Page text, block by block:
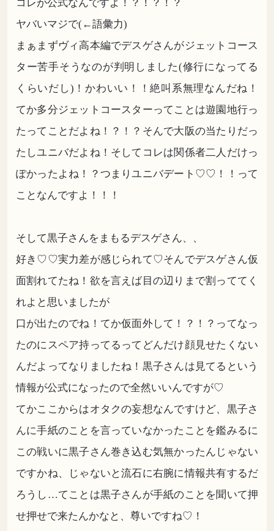
コレが公式なんですよ！？！？！？
ヤバいマジで(←語彙力)
まぁまずヴィ高本編でデスゲさんがジェットコース
ター苦手そうなのが判明しました(修行になってる
くらいだし)！かわいい！！絶叫系無理なんだね！
てか多分ジェットコースターってことは遊園地行っ
たってことだよね！？！？そんで大阪の当たりだっ
たしユニバだよね！そしてコレは関係者二人だけっ
ぽかったよね！？つまりユニバデート♡♡！！って
ことなんですよ！！！
そして黒子さんをまもるデスゲさん、、
好き♡♡実力差が感じられて♡そんでデスゲさん仮
面割れてたね！欲を言えば目の辺りまで割っててく
れよと思いましたが
口が出たのでね！てか仮面外して！？！？ってなっ
たのにスペア持ってるってどんだけ顔見せたくない
んだよってなりましたね！黒子さんは見てるという
情報が公式になったので全然いいんですが♡
てかここからはオタクの妄想なんですけど、黒子さ
んに手紙のことを言っていなかったことを鑑みるに
この戦いに黒子さん巻き込む気無かったんじゃない
ですかね、じゃないと流石に右腕に情報共有するだ
ろうし…てことは黒子さんが手紙のことを聞いて押
せ押せで来たんかなと、尊いですね♡！